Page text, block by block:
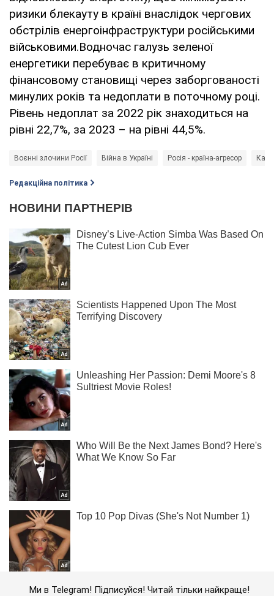
ризики блекауту в країні внаслідок чергових
обстрілів енергоінфраструктури російськими
військовими.Водночас галузь зеленої
енергетики перебуває в критичному
фінансовому становищі через заборгованості
минулих років та недоплати в поточному році.
Рівень недоплат за 2022 рік знаходиться на
рівні 22,7%, за 2023 – на рівні 44,5%.
Воєнні злочини Росії Війна в Україні Росія - країна-агресор
Редакційна політика
Ми в Telegram! Підписуйся! Читай тільки найкраще!